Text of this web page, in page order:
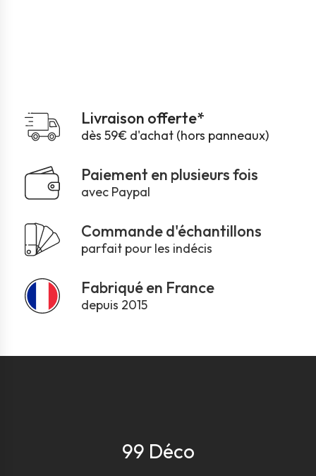
Livraison offerte*
dès 59€ d'achat (hors panneaux)
Paiement en plusieurs fois
avec Paypal
Commande d'échantillons
parfait pour les indécis
Fabriqué en France
depuis 2015
99 Déco